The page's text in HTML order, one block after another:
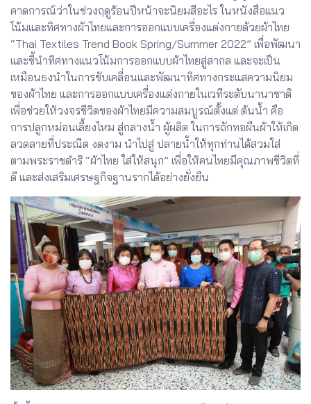
คาดการณ์ว่าในช่วงฤดูร้อนปีหน้าจะนิยมสีอะไร ในหนังสือแนว
โน้มและทิศทางผ้าไทยและการออกแบบเครื่องแต่งกายด้วยผ้าไทย
“Thai Textiles Trend Book Spring/Summer 2022” เพื่อพัฒนา
และชี้นำทิศทางแนวโน้มการออกแบบผ้าไทยสู่สากล และจะเป็น
เหมือนธงนำในการขับเคลื่อนและพัฒนาทิศทางกระแสความนิยม
ของผ้าไทย และการออกแบบเครื่องแต่งกายในเวทีระดับนานาชาติ
เพื่อช่วยให้วงจรชีวิตของผ้าไทยมีความสมบูรณ์ตั้งแต่ ต้นน้ำ คือ
การปลูกหม่อนเลี้ยงไหม สู่กลางน้ำ ผู้ผลิต ในการถักทอผืนผ้าให้เกิด
ลวดลายที่ประณีต งดงาม นำไปสู่ ปลายน้ำให้ทุกท่านได้สวมใส่
ตามพระราชดำริ “ผ้าไทย ใส่ให้สนุก” เพื่อให้คนไทยมีคุณภาพชีวิตที่
ดี และส่งเสริมเศรษฐกิจฐานรากได้อย่างยั่งยืน